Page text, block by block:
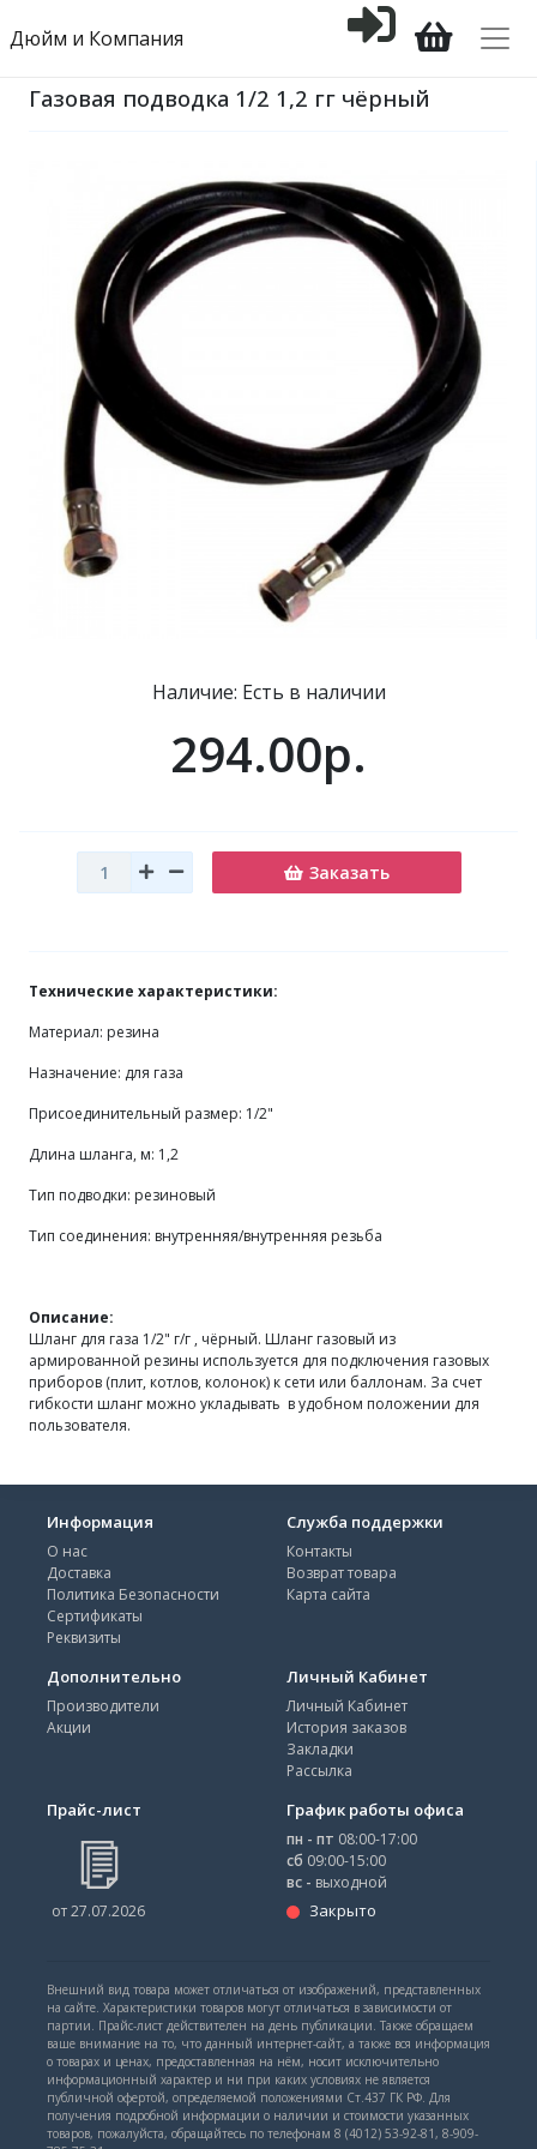
Дюйм и Компания
Газовая подводка 1/2 1,2 гг чёрный
Наличие: Есть в наличии
294.00р.
Заказать
Технические характеристики:
Материал: резина
Назначение: для газа
Присоединительный размер: 1/2"
Длина шланга, м: 1,2
Тип подводки: резиновый
Тип соединения: внутренняя/внутренняя резьба
Описание:
Шланг для газа 1/2" г/г , чёрный. Шланг газовый из
армированной резины используется для подключения газовых
приборов (плит, котлов, колонок) к сети или баллонам. За счет
гибкости шланг можно укладывать в удобном положении для
пользователя.
Информация
О нас
Доставка
Политика Безопасности
Сертификаты
Реквизиты
Служба поддержки
Контакты
Возврат товара
Карта сайта
Дополнительно
Производители
Акции
Личный Кабинет
Личный Кабинет
История заказов
Закладки
Рассылка
Прайс-лист
от 27.07.2026
График работы офиса
пн - пт 08:00-17:00
сб 09:00-15:00
вс - выходной
Закрыто
Внешний вид товара может отличаться от изображений, представленных
на сайте. Характеристики товаров могут отличаться в зависимости от
партии. Прайс-лист действителен на день публикации. Также обращаем
ваше внимание на то, что данный интернет-сайт, а также вся информация
о товарах и ценах, предоставленная на нём, носит исключительно
информационный характер и ни при каких условиях не является
публичной офертой, определяемой положениями Ст.437 ГК РФ. Для
получения подробной информации о наличии и стоимости указанных
товаров, пожалуйста, обращайтесь по телефонам 8 (4012) 53-92-81, 8-909-